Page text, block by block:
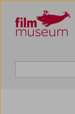
Zum Inhalt
Zum Hauptmenü
Zur Servicenavigation
Zum Suche